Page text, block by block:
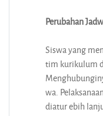
Perubahan
Siswa yang
tim kurikulum
wa.
diatur ebih